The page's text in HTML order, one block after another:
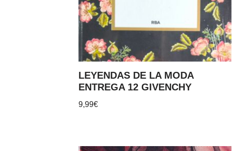
LEYENDAS DE LA MODA
ENTREGA 12 GIVENCHY
9,99€